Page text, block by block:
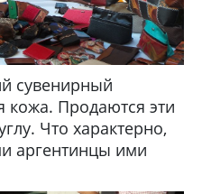
сувенирный
Продаются эти
Что характерно,
аргентинцы ими